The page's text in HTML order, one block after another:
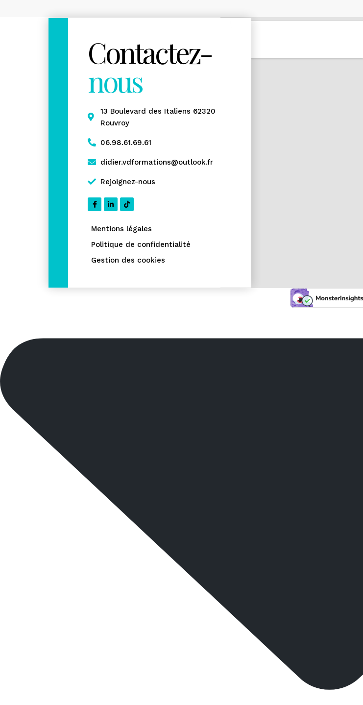
Contactez-
nous
13 Boulevard des Italiens 62320
Rouvroy
06.98.61.69.61
didier.vdformations@outlook.fr
Rejoignez-nous
Mentions légales
Politique de confidentialité
Gestion des cookies